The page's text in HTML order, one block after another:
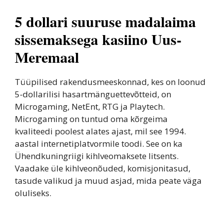
5 dollari suuruse madalaima
sissemaksega kasiino Uus-
Meremaal
Tüüpilised rakendusmeeskonnad, kes on loonud
5-dollarilisi hasartmänguettevõtteid, on
Microgaming, NetEnt, RTG ja Playtech.
Microgaming on tuntud oma kõrgeima
kvaliteedi poolest alates ajast, mil see 1994.
aastal internetiplatvormile toodi. See on ka
Ühendkuningriigi kihlveomaksete litsents.
Vaadake üle kihlveonõuded, komisjonitasud,
tasude valikud ja muud asjad, mida peate väga
oluliseks.